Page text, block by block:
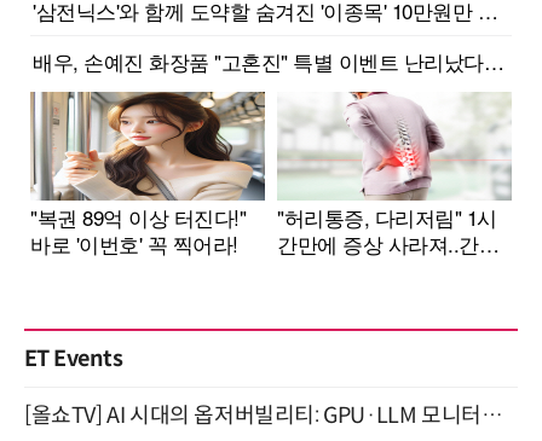
ET Events
[올쇼TV] AI 시대의 옵저버빌리티: GPU·LLM 모니터링부터 AI 기반 장애 대응까지 (8/11 생방송)